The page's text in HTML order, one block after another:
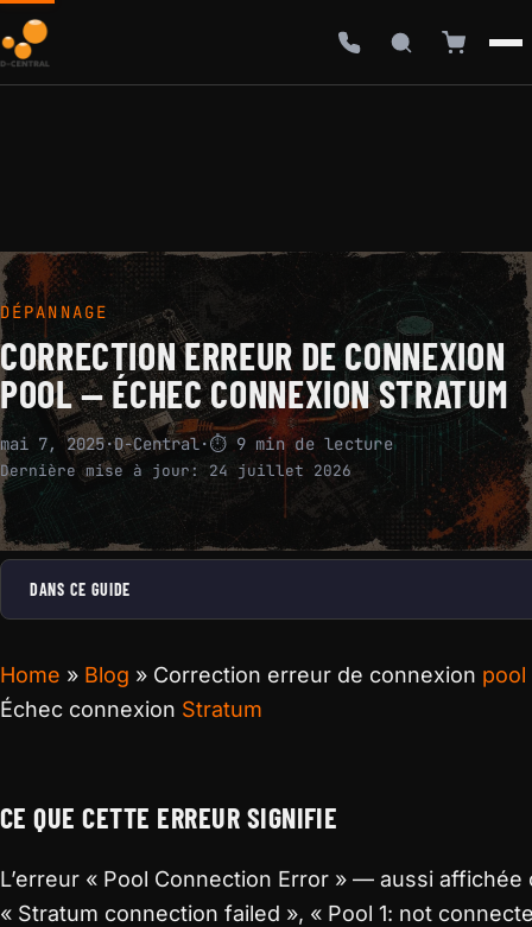
DÉPANNAGE
CORRECTION ERREUR DE CONNEXION
POOL — ÉCHEC CONNEXION STRATUM
mai 7, 2025·D-Central·⏱ 9 min de lecture
Dernière mise à jour: 24 juillet 2026
DANS CE GUIDE
Home » Blog » Correction erreur de connexion pool
Échec connexion Stratum
CE QUE CETTE ERREUR SIGNIFIE
L’erreur « Pool Connection Error » — aussi affichée
« Stratum connection failed », « Pool 1: not